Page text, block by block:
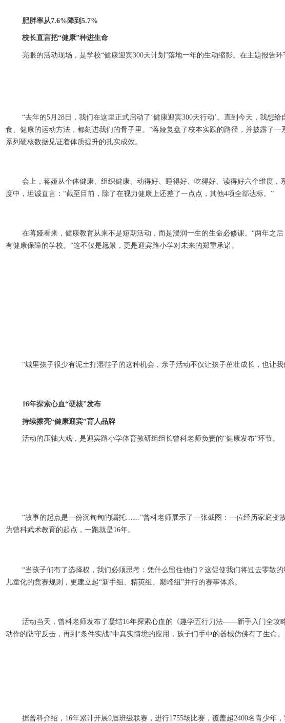
肥胖率从7.6%降到5.7%
校长直言把“健康”种进生命
亮眼的活动现场，是学校“健康迎宾300天计划”落地一年的生动缩影。在主题报告
“去年的5月28日，我们在这里正式启动了‘健康迎宾300天行动’。直到今天，我想
食、健康的运动方法，都刻进我们的骨子里。”蒋娅复盘了校本实践的路径，并披露了
系列硬核数据见证着体质提升的扎实成效。
会上，蒋娅从个体健康、组织健康、动得好、睡得好、吃得好、读得好六个维度
度中，坦诚直言：“截至目前，除了在视力健康上还差了一点点，其他4项全部达标。”
在蒋娅看来，健康教育从来不是短期活动，而是浸润一生的生命必修课。“两年之
有健康保障的学校。”这不仅是愿景，更是迎宾路小学对未来的郑重承诺。
“城里孩子很少有泥土打湿鞋子的这种机会，亲子活动不仅让孩子茁壮成长，也让
16年探索心血“硬核”发布
持续擦亮“健康迎宾”育人品牌
活动的压轴大戏，是迎宾路小学体育教研组组长曾科老师负责的“健康发布”环节。
“故事的起点是一份沉甸甸的嘱托……”曾科老师展示了一张截图：一位经历家庭变
为曾科武术教育的起点，一跑就是16年。
“当孩子们有了选择权，我们必须思考：凭什么留住他们？这促使我们将过去零散
儿童化的竞赛规则，更建立起“新手组、精英组、巅峰组”并行的赛事体系。
活动当天，曾科老师发布了凝结16年探索心血的《趣学五行刀法——新手入门全攻
动作的防守反击，再到“条件实战”中真实情境的应用，孩子们手中的器械仿佛有了生命
据曾科介绍，16年累计开展9届班级联赛，进行1755场比赛，覆盖超2400名青少